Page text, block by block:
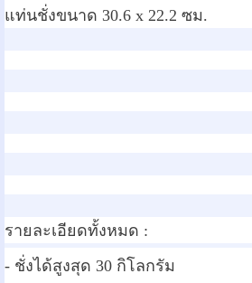
แท่นชั่งขนาด 30.6 x 22.2 ซม.
รายละเอียดทั้งหมด :
- ชั่งได้สูงสุด 30 กิโลกรัม